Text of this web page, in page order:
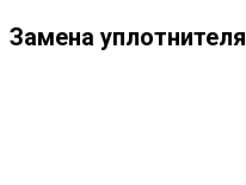
Замена уплотнителя